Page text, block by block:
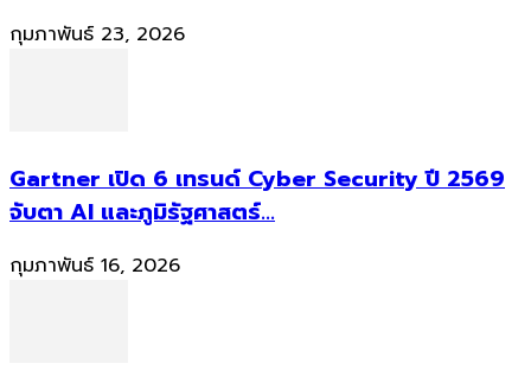
กุมภาพันธ์ 23, 2026
Gartner เปิด 6 เทรนด์ Cyber Security ปี 2569
จับตา AI และภูมิรัฐศาสตร์...
กุมภาพันธ์ 16, 2026